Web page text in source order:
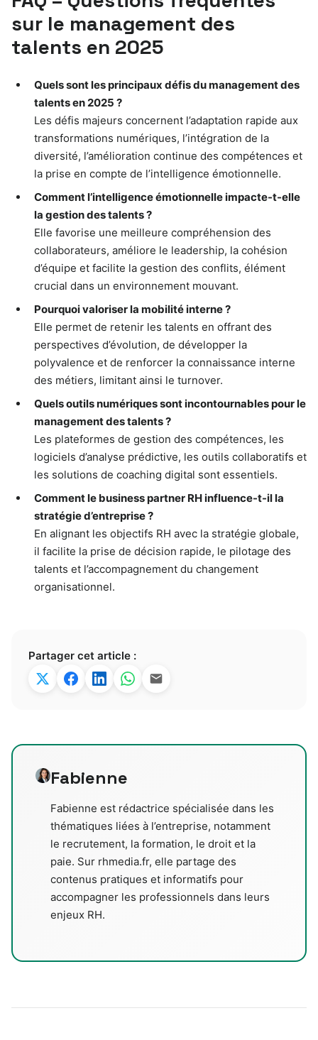
sur le management des
talents en 2025
Quels sont les principaux défis du management des
talents en 2025 ?
Les défis majeurs concernent l’adaptation rapide aux
transformations numériques, l’intégration de la
diversité, l’amélioration continue des compétences et
la prise en compte de l’intelligence émotionnelle.
Comment l’intelligence émotionnelle impacte-t-elle
la gestion des talents ?
Elle favorise une meilleure compréhension des
collaborateurs, améliore le leadership, la cohésion
d’équipe et facilite la gestion des conflits, élément
crucial dans un environnement mouvant.
Pourquoi valoriser la mobilité interne ?
Elle permet de retenir les talents en offrant des
perspectives d’évolution, de développer la
polyvalence et de renforcer la connaissance interne
des métiers, limitant ainsi le turnover.
Quels outils numériques sont incontournables pour le
management des talents ?
Les plateformes de gestion des compétences, les
logiciels d’analyse prédictive, les outils collaboratifs et
les solutions de coaching digital sont essentiels.
Comment le business partner RH influence-t-il la
stratégie d’entreprise ?
En alignant les objectifs RH avec la stratégie globale,
il facilite la prise de décision rapide, le pilotage des
talents et l’accompagnement du changement
organisationnel.
Partager cet article :
Fabienne
Fabienne est rédactrice spécialisée dans les
thématiques liées à l’entreprise, notamment
le recrutement, la formation, le droit et la
paie. Sur rhmedia.fr, elle partage des
contenus pratiques et informatifs pour
accompagner les professionnels dans leurs
enjeux RH.